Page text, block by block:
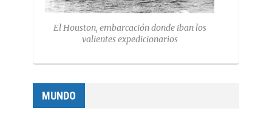
El Houston, embarcación donde iban los
valientes expedicionarios
MUNDO